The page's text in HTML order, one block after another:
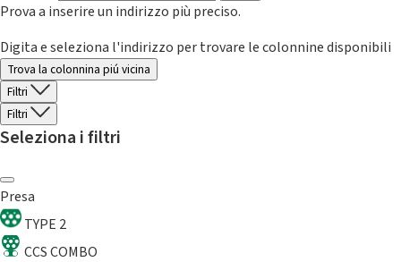
Prova a inserire un indirizzo più preciso.
Digita e seleziona l'indirizzo per trovare le colonnine disponibili
Trova la colonnina piú vicina
Filtri
Filtri
Seleziona i filtri
Presa
TYPE 2
CCS COMBO